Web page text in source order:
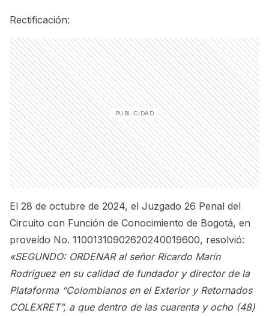
Rectificación:
El 28 de octubre de 2024, el Juzgado 26 Penal del
Circuito con Función de Conocimiento de Bogotá, en
proveído No. 11001310902620240019600, resolvió:
«SEGUNDO: ORDENAR al señor Ricardo Marín
Rodríguez en su calidad de fundador y director de la
Plataforma “Colombianos en el Exterior y Retornados
COLEXRET”, a que dentro de las cuarenta y ocho (48)